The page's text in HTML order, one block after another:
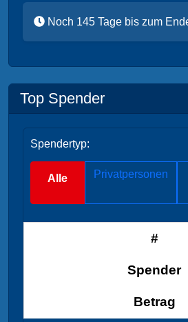
Noch 145 Tage bis zum
Top Spender
Spendertyp:
Alle Privatpersonen
#
Spender
Betrag